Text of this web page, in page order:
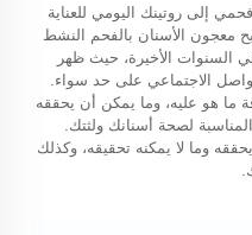
إلى روتينك اليومي للعناية
الأسنان بالفحم النشط
السنوات الأخيرة، حيث ظهر
الاجتماعي على حد سواء.
ما هو عليه، وما يمكن أن يحققه
لصحة أسنانك ولثتك.
وما لا يمكنه تحقيقه، وكذلك